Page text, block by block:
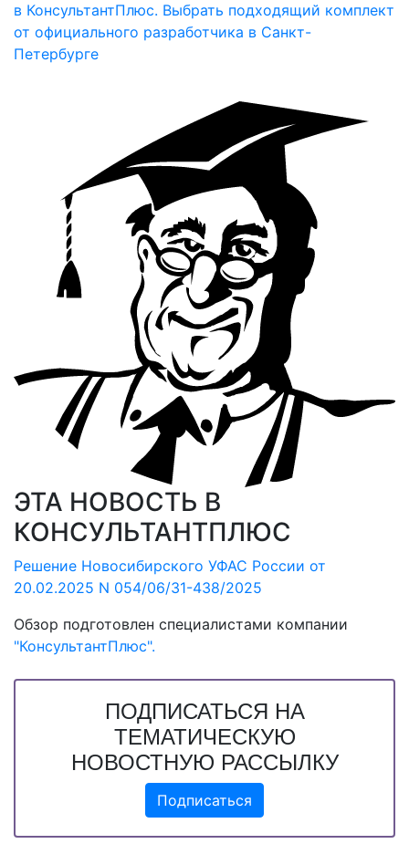
в КонсультантПлюс. Выбрать подходящий комплект
от официального разработчика в Санкт-
Петербурге
ЭТА НОВОСТЬ В
КОНСУЛЬТАНТПЛЮС
Решение Новосибирского УФАС России от
20.02.2025 N 054/06/31-438/2025
Обзор подготовлен специалистами компании
"КонсультантПлюс".
ПОДПИСАТЬСЯ НА
ТЕМАТИЧЕСКУЮ
НОВОСТНУЮ РАССЫЛКУ
Подписаться